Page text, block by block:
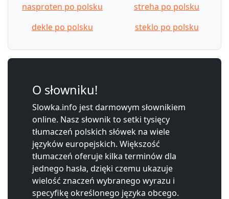
nasproten po polsku
streha po polsku
dekle po polsku
steklo po polsku
O słowniku!
Slowka.info jest darmowym słownikiem
online. Nasz słownik to setki tysięcy
tłumaczeń polskich słówek na wiele
języków europejskich. Większość
tłumaczeń oferuje kilka terminów dla
jednego hasła, dzięki czemu ukazuje
wielość znaczeń wybranego wyrazu i
specyfikę określonego języka obcego.